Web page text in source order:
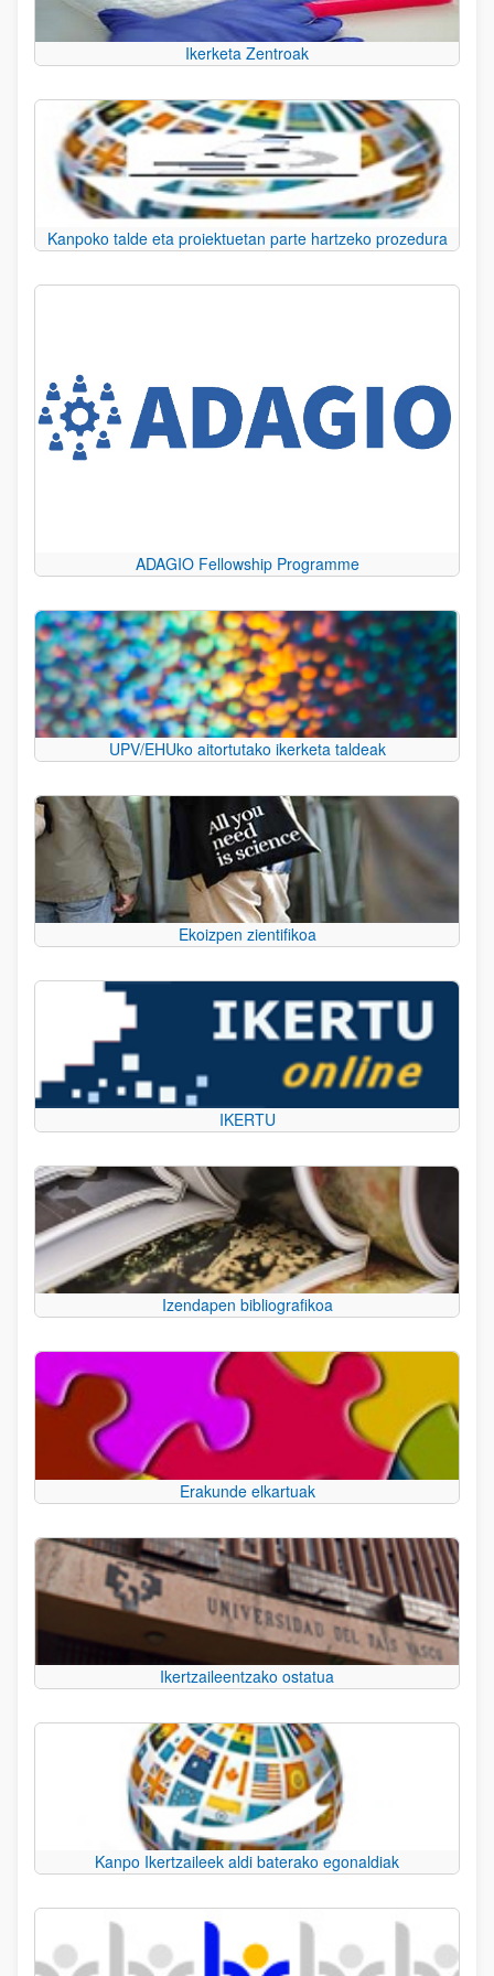
Ikerketa Zentroak
Kanpoko talde eta proiektuetan parte hartzeko prozedura
ADAGIO Fellowship Programme
UPV/EHUko aitortutako ikerketa taldeak
Ekoizpen zientifikoa
IKERTU
Izendapen bibliografikoa
Erakunde elkartuak
Ikertzaileentzako ostatua
Kanpo Ikertzaileek aldi baterako egonaldiak